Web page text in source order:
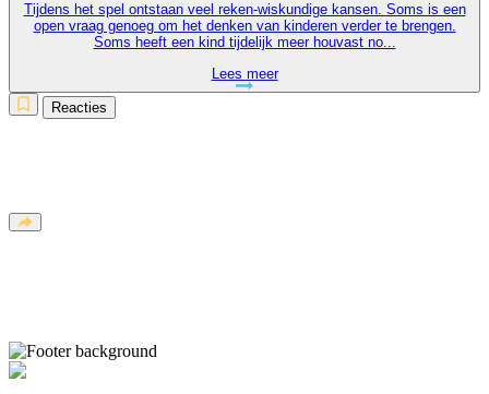
Tijdens het spel ontstaan veel reken-wiskundige kansen. Soms is een
open vraag genoeg om het denken van kinderen verder te brengen.
Soms heeft een kind tijdelijk meer houvast no...
Lees meer
Reacties